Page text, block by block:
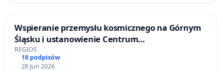
Wspieranie przemysłu kosmicznego na Górnym
Śląsku i ustanowienie Centrum
Technologicznego ESA
REGIOS
18 podpisów
28 Jun 2026